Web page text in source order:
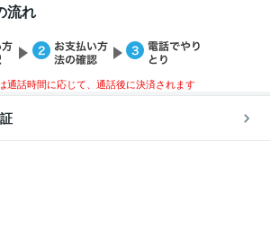
流れ
通話時間に応じて、通話後に決済されます